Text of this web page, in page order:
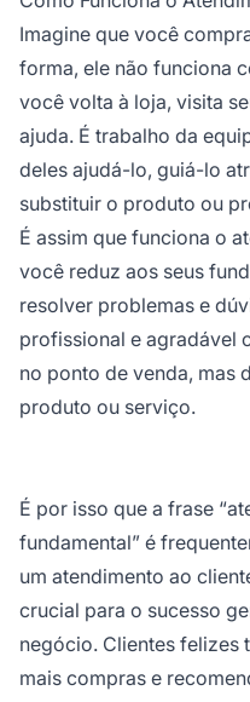
Imagine que você
forma, ele não funciona
você volta à loja, visita
ajuda. É trabalho da
deles ajudá-lo, guiá-lo
substituir o produto ou
É assim que funciona o
você reduz aos seus
resolver problemas e
profissional e agradável
no ponto de venda, mas
produto ou serviço.
É por isso que a frase
fundamental” é
um atendimento ao
crucial para o sucesso
negócio. Clientes felizes
mais compras e